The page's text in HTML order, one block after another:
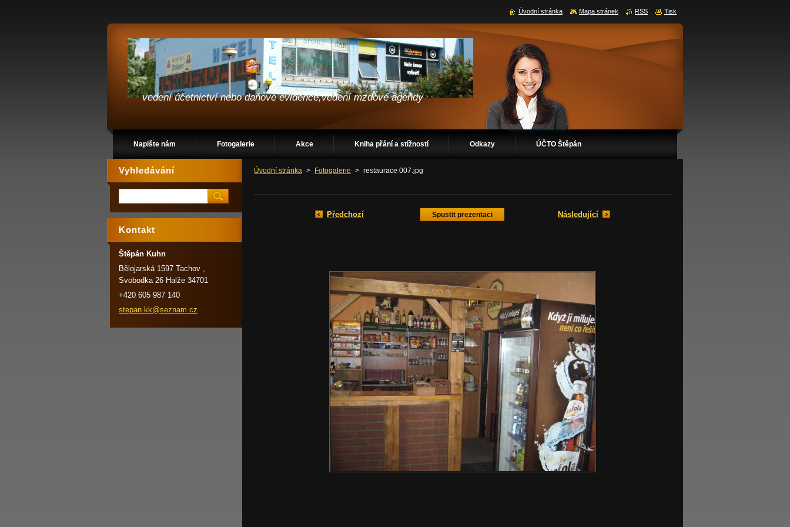
vedení účetnictví nebo daňové evidence,vedení mzdové agendy
Napište nám Fotogalerie Akce Kniha přání a stížností Odkazy ÚČTO Štěpán
Úvodní stránka > Fotogalerie > restaurace 007.jpg
Předchozí Spustit prezentaci Následující
Vyhledávání
Kontakt
Štěpán Kuhn
Bělojarská 1597 Tachov ,
Svobodka 26 Halže 34701
+420 605 987 140
stepan.kk@seznam.cz
Úvodní stránka Mapa stránek RSS Tisk